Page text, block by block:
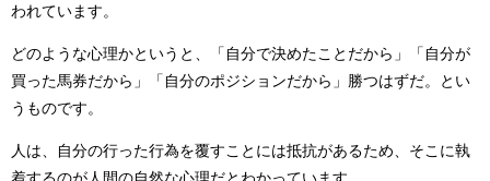
われています。
どのような心理かというと、「自分で決めたことだから」「自分が
買った馬券だから」「自分のポジションだから」勝つはずだ。とい
うものです。
人は、自分の行った行為を覆すことには抵抗があるため、そこに執
着するのが人間の自然な心理だとわかっています。